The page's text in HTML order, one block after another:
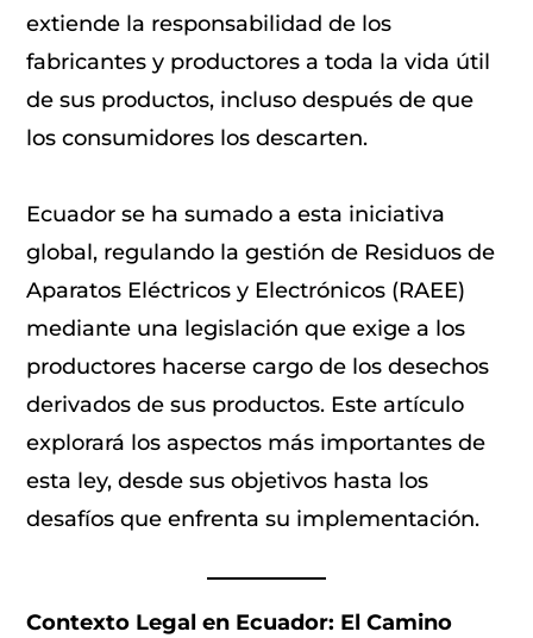
extiende la responsabilidad de los
fabricantes y productores a toda la vida útil
de sus productos, incluso después de que
los consumidores los descarten.
Ecuador se ha sumado a esta iniciativa
global, regulando la gestión de Residuos de
Aparatos Eléctricos y Electrónicos (RAEE)
mediante una legislación que exige a los
productores hacerse cargo de los desechos
derivados de sus productos. Este artículo
explorará los aspectos más importantes de
esta ley, desde sus objetivos hasta los
desafíos que enfrenta su implementación.
Contexto Legal en Ecuador: El Camino